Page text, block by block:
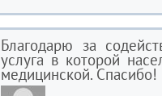
Благодарю за
услуга в которой
медицинской. Спасибо!